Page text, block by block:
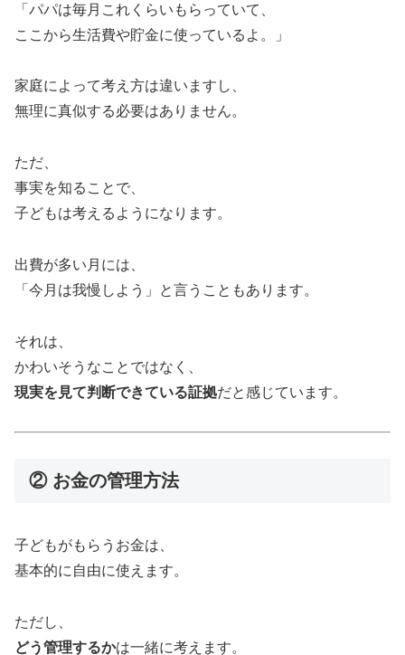
「パパは毎月これくらいもらっていて、
ここから生活費や貯金に使っているよ。」
家庭によって考え方は違いますし、
無理に真似する必要はありません。
ただ、
事実を知ることで、
子どもは考えるようになります。
出費が多い月には、
「今月は我慢しよう」と言うこともあります。
それは、
かわいそうなことではなく、
現実を見て判断できている証拠だと感じています。
② お金の管理方法
子どもがもらうお金は、
基本的に自由に使えます。
ただし、
どう管理するかは一緒に考えます。